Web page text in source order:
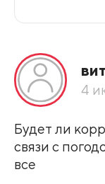
По 4
Будет ли
связи с
все